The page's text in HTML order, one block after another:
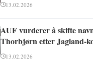
13.02.2026
AUF vurderer å skifte
Thorbjørn etter Jagland-
13.02.2026